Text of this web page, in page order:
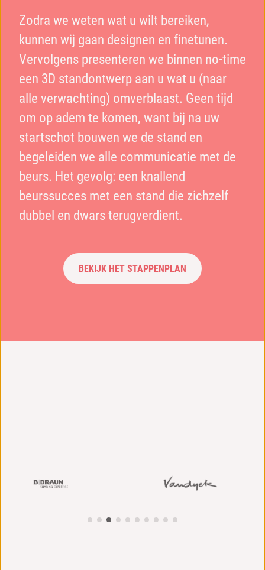
Zodra we weten wat u wilt bereiken,
kunnen wij gaan designen en finetunen.
Vervolgens presenteren we binnen no-time
een 3D standontwerp aan u wat u (naar
alle verwachting) omverblaast. Geen tijd
om op adem te komen, want bij na uw
startschot bouwen we de stand en
begeleiden we alle communicatie met de
beurs. Het gevolg: een knallend
beurssucces met een stand die zichzelf
dubbel en dwars terugverdient.
BEKIJK HET STAPPENPLAN